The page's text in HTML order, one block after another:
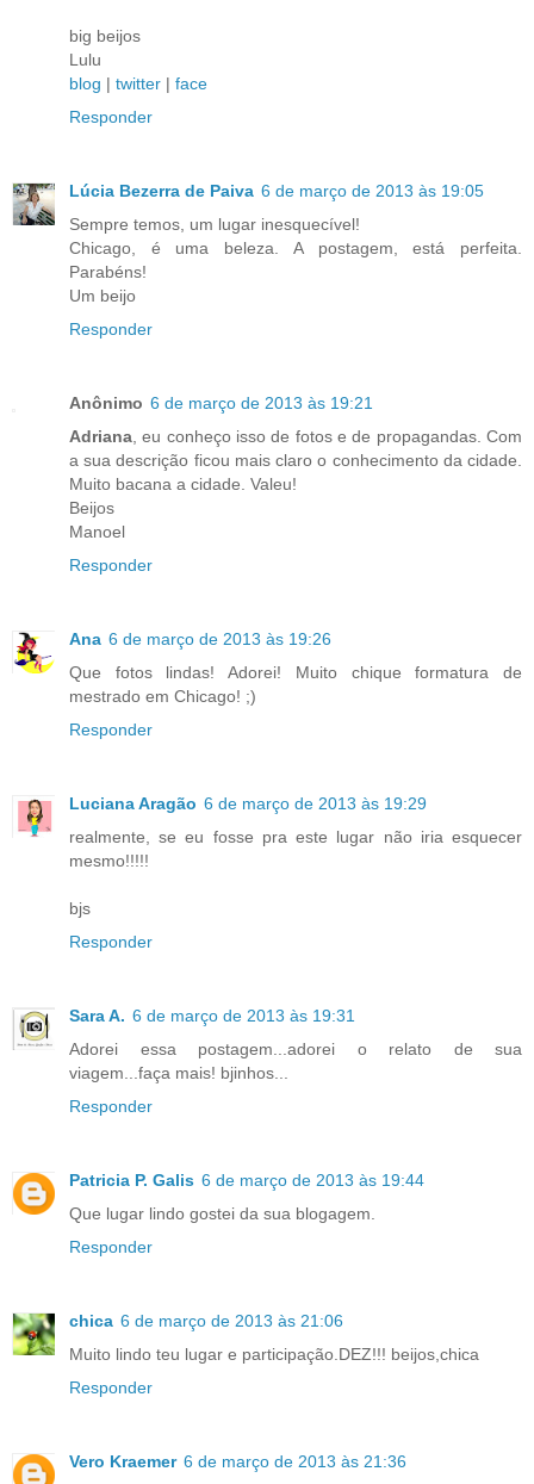
big beijos
Lulu
blog | twitter | face
Responder
Lúcia Bezerra de Paiva 6 de março de 2013 às 19:05
Sempre temos, um lugar inesquecível!
Chicago, é uma beleza. A postagem, está perfeita.
Parabéns!
Um beijo
Responder
Anônimo 6 de março de 2013 às 19:21
Adriana, eu conheço isso de fotos e de propagandas. Com
a sua descrição ficou mais claro o conhecimento da cidade.
Muito bacana a cidade. Valeu!
Beijos
Manoel
Responder
Ana 6 de março de 2013 às 19:26
Que fotos lindas! Adorei! Muito chique formatura de
mestrado em Chicago! ;)
Responder
Luciana Aragão 6 de março de 2013 às 19:29
realmente, se eu fosse pra este lugar não iria esquecer
mesmo!!!!!
bjs
Responder
Sara A. 6 de março de 2013 às 19:31
Adorei essa postagem...adorei o relato de sua
viagem...faça mais! bjinhos...
Responder
Patricia P. Galis 6 de março de 2013 às 19:44
Que lugar lindo gostei da sua blogagem.
Responder
chica 6 de março de 2013 às 21:06
Muito lindo teu lugar e participação.DEZ!!! beijos,chica
Responder
Vero Kraemer 6 de março de 2013 às 21:36